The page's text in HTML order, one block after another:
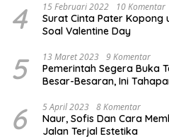
4 15 Februari 2022 10 Komentar
Surat Cinta Pater Kopong
Soal Valentine Day
5 13 Maret 2023 9 Komentar
Pemerintah Segera Buka
Besar-Besaran, Ini
6 5 April 2023 8 Komentar
Naur, Sofis Dan Cara
Jalan Terjal Estetika